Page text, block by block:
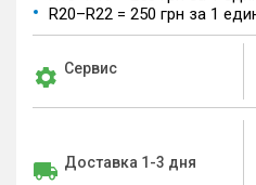
R20–R22 = 250 грн за 1
Сервис
Доставка 1-3 дня